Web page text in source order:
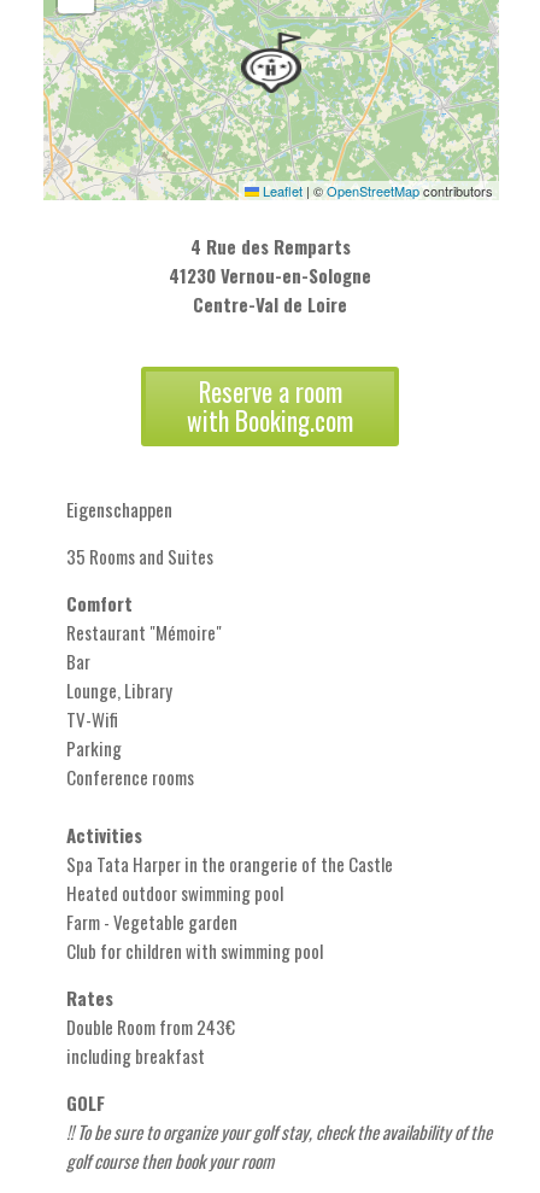
Leaflet | ©OpenStreetMapcontributors
4 Rue des Remparts
41230 Vernou-en-Sologne
Centre-Val de Loire
Reserve a room
with Booking.com
Eigenschappen
35 Rooms and Suites
Comfort
Restaurant "Mémoire"
Bar
Lounge, Library
TV-Wifi
Parking
Conference rooms
Activities
Spa Tata Harper in the orangerie of the Castle
Heated outdoor swimming pool
Farm - Vegetable garden
Club for children with swimming pool
Rates
Double Room from 243€
including breakfast
GOLF
!! To be sure to organize your golf stay, check the availability of the
golf course then book yourroom